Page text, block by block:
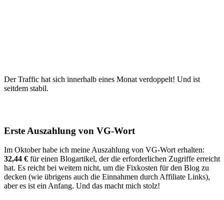
Der Traffic hat sich innerhalb eines Monat verdoppelt! Und ist
seitdem stabil.
Erste Auszahlung von VG-Wort
Im Oktober habe ich meine Auszahlung von VG-Wort erhalten:
32,44 € für einen Blogartikel, der die erforderlichen Zugriffe erreicht
hat. Es reicht bei weitem nicht, um die Fixkosten für den Blog zu
decken (wie übrigens auch die Einnahmen durch Affiliate Links),
aber es ist ein Anfang. Und das macht mich stolz!